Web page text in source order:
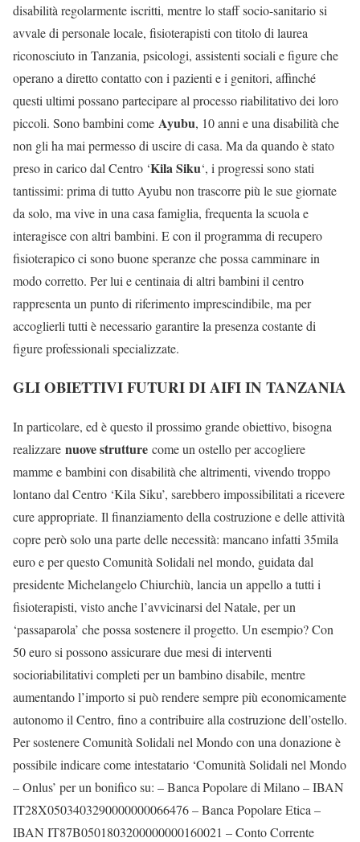
disabilità regolarmente iscritti, mentre lo staff socio-sanitario si
avvale di personale locale, fisioterapisti con titolo di laurea
riconosciuto in Tanzania, psicologi, assistenti sociali e figure che
operano a diretto contatto con i pazienti e i genitori, affinché
questi ultimi possano partecipare al processo riabilitativo dei loro
piccoli. Sono bambini come Ayubu, 10 anni e una disabilità che
non gli ha mai permesso di uscire di casa. Ma da quando è stato
preso in carico dal Centro ‘Kila Siku‘, i progressi sono stati
tantissimi: prima di tutto Ayubu non trascorre più le sue giornate
da solo, ma vive in una casa famiglia, frequenta la scuola e
interagisce con altri bambini. E con il programma di recupero
fisioterapico ci sono buone speranze che possa camminare in
modo corretto. Per lui e centinaia di altri bambini il centro
rappresenta un punto di riferimento imprescindibile, ma per
accoglierli tutti è necessario garantire la presenza costante di
figure professionali specializzate.
GLI OBIETTIVI FUTURI DI AIFI IN TANZANIA
In particolare, ed è questo il prossimo grande obiettivo, bisogna
realizzare nuove strutture come un ostello per accogliere
mamme e bambini con disabilità che altrimenti, vivendo troppo
lontano dal Centro ‘Kila Siku’, sarebbero impossibilitati a ricevere
cure appropriate. Il finanziamento della costruzione e delle attività
copre però solo una parte delle necessità: mancano infatti 35mila
euro e per questo Comunità Solidali nel mondo, guidata dal
presidente Michelangelo Chiurchiù, lancia un appello a tutti i
fisioterapisti, visto anche l’avvicinarsi del Natale, per un
‘passaparola’ che possa sostenere il progetto. Un esempio? Con
50 euro si possono assicurare due mesi di interventi
socioriabilitativi completi per un bambino disabile, mentre
aumentando l’importo si può rendere sempre più economicamente
autonomo il Centro, fino a contribuire alla costruzione dell’ostello.
Per sostenere Comunità Solidali nel Mondo con una donazione è
possibile indicare come intestatario ‘Comunità Solidali nel Mondo
– Onlus’ per un bonifico su: – Banca Popolare di Milano – IBAN
IT28X0503403290000000066476 – Banca Popolare Etica –
IBAN IT87B0501803200000000160021 – Conto Corrente